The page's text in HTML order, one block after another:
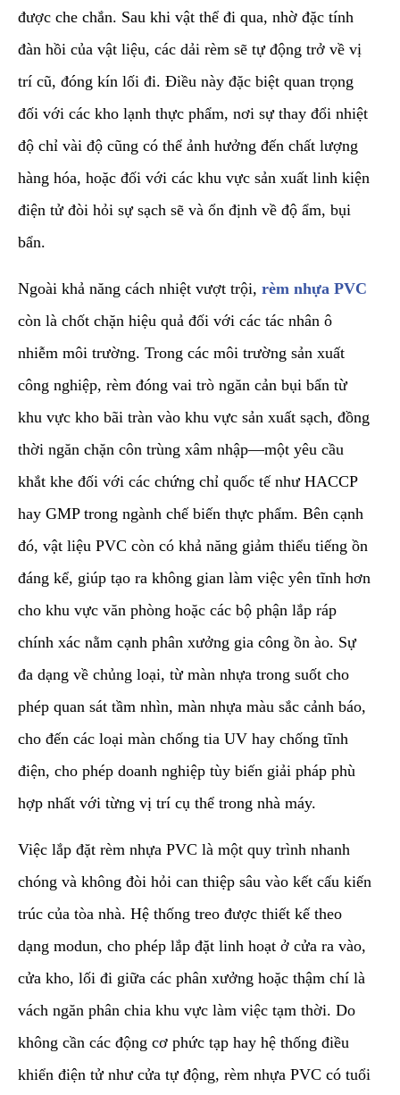
được che chắn. Sau khi vật thể đi qua, nhờ đặc tính
đàn hồi của vật liệu, các dải rèm sẽ tự động trở về vị
trí cũ, đóng kín lối đi. Điều này đặc biệt quan trọng
đối với các kho lạnh thực phẩm, nơi sự thay đổi nhiệt
độ chỉ vài độ cũng có thể ảnh hưởng đến chất lượng
hàng hóa, hoặc đối với các khu vực sản xuất linh kiện
điện tử đòi hỏi sự sạch sẽ và ổn định về độ ẩm, bụi
bẩn.
​Ngoài khả năng cách nhiệt vượt trội, rèm nhựa PVC
còn là chốt chặn hiệu quả đối với các tác nhân ô
nhiễm môi trường. Trong các môi trường sản xuất
công nghiệp, rèm đóng vai trò ngăn cản bụi bẩn từ
khu vực kho bãi tràn vào khu vực sản xuất sạch, đồng
thời ngăn chặn côn trùng xâm nhập—một yêu cầu
khắt khe đối với các chứng chỉ quốc tế như HACCP
hay GMP trong ngành chế biến thực phẩm. Bên cạnh
đó, vật liệu PVC còn có khả năng giảm thiểu tiếng ồn
đáng kể, giúp tạo ra không gian làm việc yên tĩnh hơn
cho khu vực văn phòng hoặc các bộ phận lắp ráp
chính xác nằm cạnh phân xưởng gia công ồn ào. Sự
đa dạng về chủng loại, từ màn nhựa trong suốt cho
phép quan sát tầm nhìn, màn nhựa màu sắc cảnh báo,
cho đến các loại màn chống tia UV hay chống tĩnh
điện, cho phép doanh nghiệp tùy biến giải pháp phù
hợp nhất với từng vị trí cụ thể trong nhà máy.
​Việc lắp đặt rèm nhựa PVC là một quy trình nhanh
chóng và không đòi hỏi can thiệp sâu vào kết cấu kiến
trúc của tòa nhà. Hệ thống treo được thiết kế theo
dạng modun, cho phép lắp đặt linh hoạt ở cửa ra vào,
cửa kho, lối đi giữa các phân xưởng hoặc thậm chí là
vách ngăn phân chia khu vực làm việc tạm thời. Do
không cần các động cơ phức tạp hay hệ thống điều
khiển điện tử như cửa tự động, rèm nhựa PVC có tuổi